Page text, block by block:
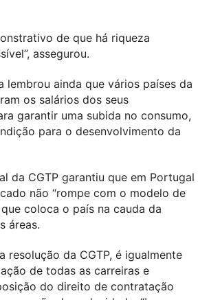
de que há riqueza
assegurou.
lembrou ainda que vários países da
os salários dos seus
garantir uma subida no consumo,
para o desenvolvimento da
da CGTP garantiu que em Portugal
não “rompe com o modelo de
que coloca o país na cauda da
áreas.
resolução da CGTP, é igualmente
de todas as carreiras e
do direito de contratação